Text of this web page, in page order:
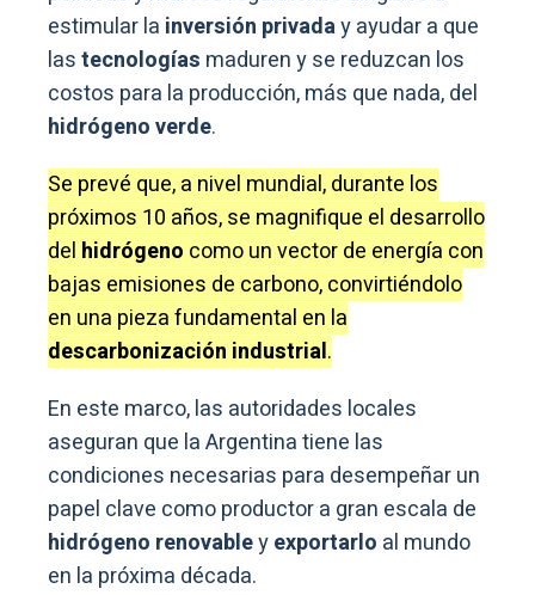
estimular la inversión privaday ayudar a que
lastecnologías maduren y se reduzcan los
costos para la producción, más que nada, del
hidrógeno verde.
Se prevé que, a nivel mundial, durante los
próximos 10 años, se magnifique el desarrollo
del hidrógeno como un vector de energía con
bajas emisiones de carbono, convirtiéndolo
en una pieza fundamental en la
descarbonización industrial.
En este marco, las autoridades locales
aseguran que la Argentina tiene las
condiciones necesarias para desempeñar un
papel clave como productor a gran escala de
hidrógeno renovableyexportarlo al mundo
en la próxima década.